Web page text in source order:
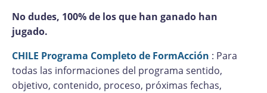
No dudes, 100% de los que han ganado han
jugado.
CHILE Programa Completo de FormAcción : Para
todas las informaciones del programa sentido,
objetivo, contenido, proceso, próximas fechas,